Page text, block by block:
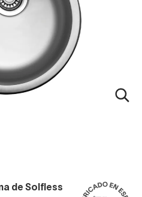
de Solfless